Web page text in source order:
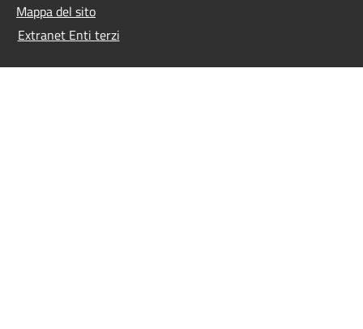
Mappa del sito
Extranet Enti terzi